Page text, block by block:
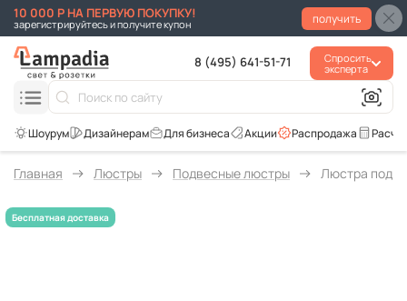
10 000 Р НА ПЕРВУЮ ПОКУПКУ!
зарегистрируйтесь и получите купон получить
8 (495) 641-51-71
Спросить
эксперта
Распродажа
Акции
Для бизнеса
Главная Люстры Подвесные люстры Люстра